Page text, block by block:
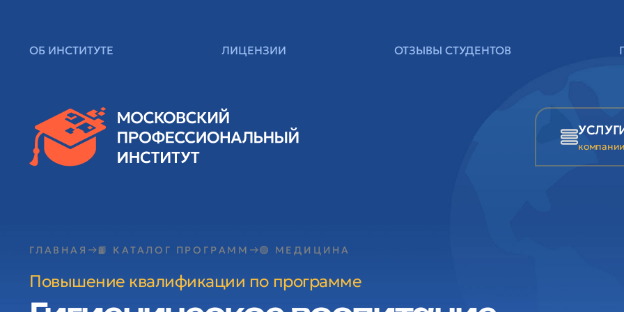
ОБ ИНСТИТУТЕ ЛИЦЕНЗИИ ОТЗЫВЫ СТУДЕНТОВ
ГЛАВНАЯ 📙 КАТАЛОГ ПРОГРАММ 🟢 МЕДИЦИНА
Повышение квалификации по программе